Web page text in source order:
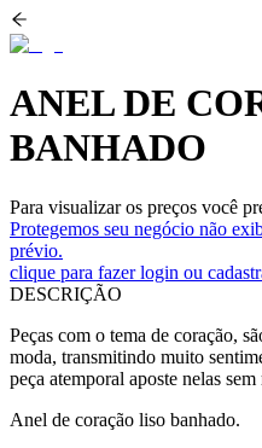
ANEL DE
BANHADO
Para visualizar os preços você
Protegemos seu negócio não
prévio.
clique para fazer login ou
DESCRIÇÃO
Peças com o tema de coração,
moda, transmitindo muito
peça atemporal aposte nelas
Anel de coração liso banhado.